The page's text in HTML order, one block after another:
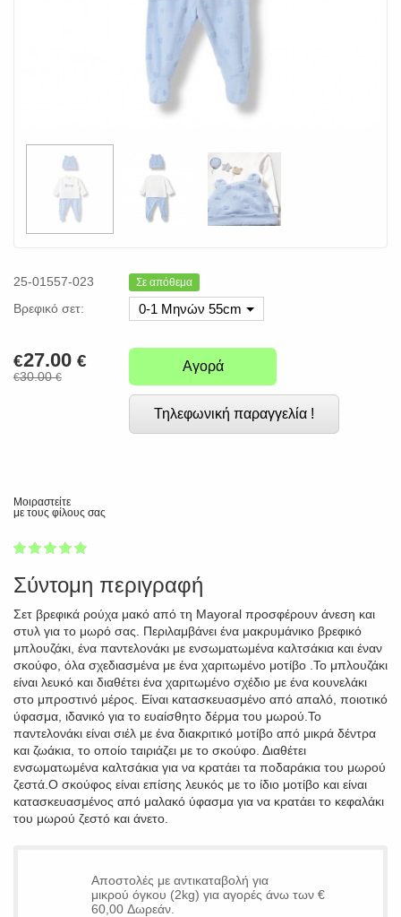
25-01557-023 Σε απόθεμα
Βρεφικό σετ: 0-1 Μηνών 55cm
€27.00 €
€30.00€
Αγορά
Τηλεφωνική παραγγελία !
Μοιραστείτε
με τους φίλους σας
1
2
3
4
5
Σύντομη περιγραφή
Σετ βρεφικά ρούχα μακό από τη Mayoral προσφέρουν άνεση και
στυλ για το μωρό σας. Περιλαμβάνει ένα μακρυμάνικο βρεφικό
μπλουζάκι, ένα παντελονάκι με ενσωματωμένα καλτσάκια και έναν
σκούφο, όλα σχεδιασμένα με ένα χαριτωμένο μοτίβο .Το μπλουζάκι
είναι λευκό και διαθέτει ένα χαριτωμένο σχέδιο με ένα κουνελάκι
στο μπροστινό μέρος. Είναι κατασκευασμένο από απαλό, ποιοτικό
ύφασμα, ιδανικό για το ευαίσθητο δέρμα του μωρού.Το
παντελονάκι είναι σιέλ με ένα διακριτικό μοτίβο από μικρά δέντρα
και ζωάκια, το οποίο ταιριάζει με το σκούφο. Διαθέτει
ενσωματωμένα καλτσάκια για να κρατάει τα ποδαράκια του μωρού
ζεστά.Ο σκούφος είναι επίσης λευκός με το ίδιο μοτίβο και είναι
κατασκευασμένος από μαλακό ύφασμα για να κρατάει το κεφαλάκι
του μωρού ζεστό και άνετο.
Αποστολές με αντικαταβολή για
μικρού όγκου (2kg) για αγορές άνω των €
60,00 Δωρεάν.